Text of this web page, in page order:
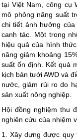
tại Việt Nam, công cụ
mô phỏng năng suất
chi tiết ảnh hưởng
canh tác. Một trong
hiệu quả của hình
năng giảm khoảng
suất ổn định. Kết quả
kịch bản tưới AWD và
nước, giảm rủi ro do
sản xuất nông nghiệp.
Hội đồng nghiệm thu
nghiên cứu của nhiệm
1. Xây dựng được